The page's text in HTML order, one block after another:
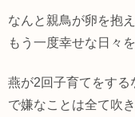
なんと親鳥が卵を抱
もう一度幸せな日々
燕が2回子育てをする
で嫌なことは全て吹